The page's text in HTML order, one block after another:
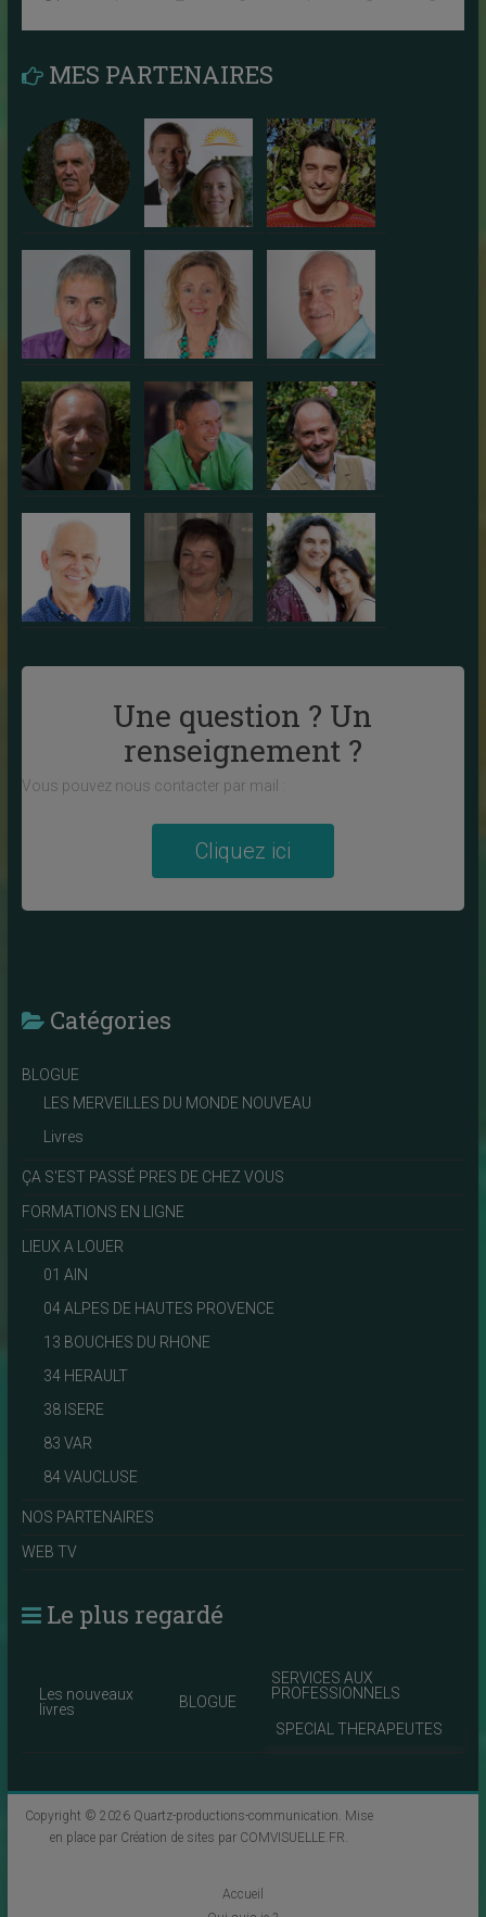
MES PARTENAIRES
Une question ? Un
renseignement ?
Vous pouvez nous contacter par mail :
Cliquez ici
Catégories
BLOGUE
LES MERVEILLES DU MONDE NOUVEAU
Livres
ÇA S'EST PASSÉ PRES DE CHEZ VOUS
FORMATIONS EN LIGNE
LIEUX A LOUER
01 AIN
04 ALPES DE HAUTES PROVENCE
13 BOUCHES DU RHONE
34 HERAULT
38 ISERE
83 VAR
84 VAUCLUSE
NOS PARTENAIRES
WEB TV
Le plus regardé
Les nouveaux
livres
BLOGUE
SERVICES AUX
PROFESSIONNELS
SPECIAL THERAPEUTES
Copyright © 2026 Quartz-productions-communication . Mise
en place par Création de sites par COMVISUELLE.FR
Accueil